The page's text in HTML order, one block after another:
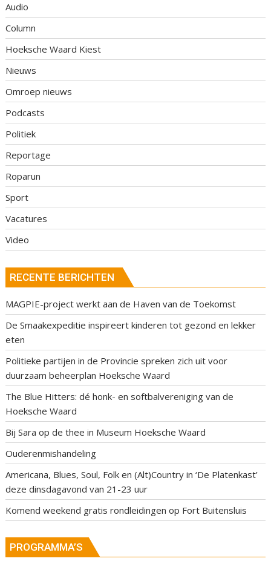
Audio
Column
Hoeksche Waard Kiest
Nieuws
Omroep nieuws
Podcasts
Politiek
Reportage
Roparun
Sport
Vacatures
Video
RECENTE BERICHTEN
MAGPIE-project werkt aan de Haven van de Toekomst
De Smaakexpeditie inspireert kinderen tot gezond en lekker
eten
Politieke partijen in de Provincie spreken zich uit voor
duurzaam beheerplan Hoeksche Waard
The Blue Hitters: dé honk- en softbalvereniging van de
Hoeksche Waard
Bij Sara op de thee in Museum Hoeksche Waard
Ouderenmishandeling
Americana, Blues, Soul, Folk en (Alt)Country in ‘De Platenkast’
deze dinsdagavond van 21-23 uur
Komend weekend gratis rondleidingen op Fort Buitensluis
PROGRAMMA’S